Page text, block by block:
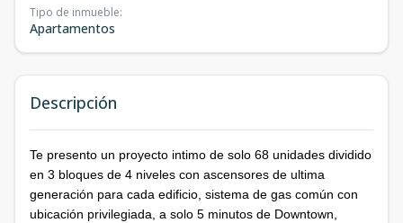
Tipo de inmueble:
Apartamentos
Descripción
Te presento un proyecto intimo de solo 68 unidades dividido
en 3 bloques de 4 niveles con ascensores de ultima
generación para cada edificio, sistema de gas común con
ubicación privilegiada, a solo 5 minutos de Downtown,